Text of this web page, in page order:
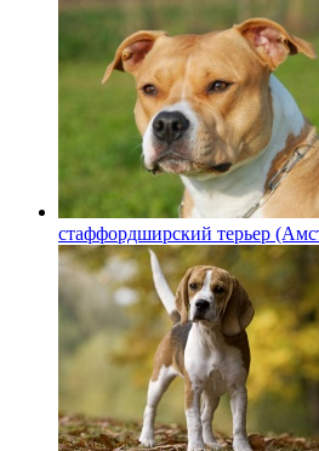
стаффордширский терьер